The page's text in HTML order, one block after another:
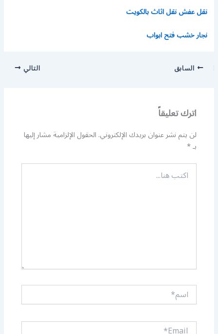
نقل عفش نقل اثاث بالكويت
نجار خشب فتح ابواب
السابق التالي
اترك تعليقاً
لن يتم نشر عنوان بريدك الإلكتروني.الحقول الإلزامية مشار إليها
بـ*
اكتب
هنا...
اسم*
Email*